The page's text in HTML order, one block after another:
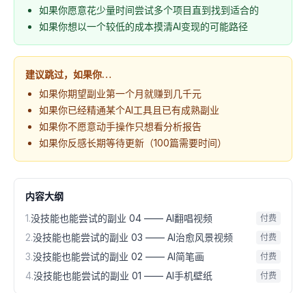
如果你愿意花少量时间尝试多个项目直到找到适合的
如果你想以一个较低的成本摸清AI变现的可能路径
建议跳过，如果你…
如果你期望副业第一个月就赚到几千元
如果你已经精通某个AI工具且已有成熟副业
如果你不愿意动手操作只想看分析报告
如果你反感长期等待更新（100篇需要时间）
内容大纲
1.没技能也能尝试的副业 04 —— AI翻唱视频 付费
2.没技能也能尝试的副业 03 —— Al治愈风景视频 付费
3.没技能也能尝试的副业 02 —— AI简笔画 付费
4.没技能也能尝试的副业 01 —— AI手机壁纸 付费